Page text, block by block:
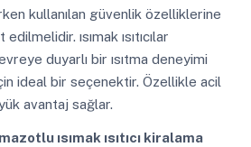
kullanılan güvenlik özelliklerine
ısımak ısıtıcılar
duyarlı bir ısıtma deneyimi
ideal bir seçenektir. Özellikle acil
avantaj sağlar.
ısımak ısıtıcı kiralama